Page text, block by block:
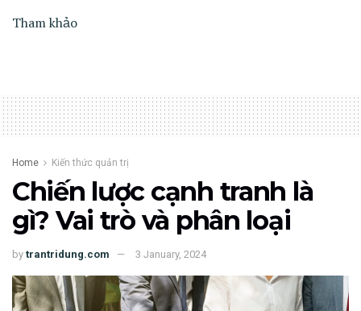
Tham khảo
Home Kiến thức quản trị
Chiến lược cạnh tranh là
gì? Vai trò và phân loại
by trantridung.com 3 January, 2024